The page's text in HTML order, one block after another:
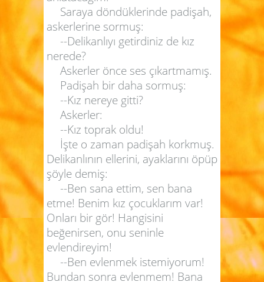
Saraya döndüklerinde padişah,
askerlerine sormuş:
--Delikanlıyı getirdiniz de kız
nerede?
Askerler önce ses çıkartmamış.
Padişah bir daha sormuş:
--Kız nereye gitti?
Askerler:
--Kız toprak oldu!
İşte o zaman padişah korkmuş.
Delikanlının ellerini, ayaklarını öpüp
şöyle demiş:
--Ben sana ettim, sen bana
etme! Benim kız çocuklarım var!
Onları bir gör! Hangisini
beğenirsen, onu seninle
evlendireyim!
--Ben evlenmek istemiyorum!
Bundan sonra evlenmem! Bana